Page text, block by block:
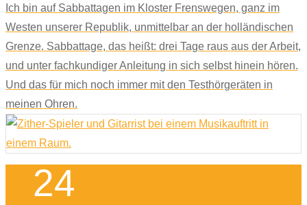
Ich bin auf Sabbattagen im Kloster Frenswegen, ganz im
Westen unserer Republik, unmittelbar an der holländischen
Grenze. Sabbattage, das heißt: drei Tage raus aus der Arbeit,
und unter fachkundiger Anleitung in sich selbst hinein hören.
Und das für mich noch immer mit den Testhörgeräten in
meinen Ohren.
24